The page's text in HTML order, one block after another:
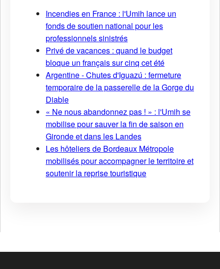
Incendies en France : l'Umih lance un
fonds de soutien national pour les
professionnels sinistrés
Privé de vacances : quand le budget
bloque un français sur cinq cet été
Argentine - Chutes d'Iguazú : fermeture
temporaire de la passerelle de la Gorge du
Diable
« Ne nous abandonnez pas ! » : l'Umih se
mobilise pour sauver la fin de saison en
Gironde et dans les Landes
Les hôteliers de Bordeaux Métropole
mobilisés pour accompagner le territoire et
soutenir la reprise touristique